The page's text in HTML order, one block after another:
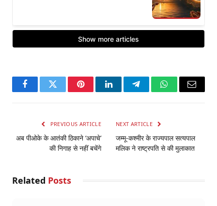
FacebookTwitter PinterestLinkedInTelegramWhatsApp
Email
PREVIOUS ARTICLE
अब पीओके के आतंकी ठिकाने ‘अपाचे’
की निगाह से नहीं बचेंगे
NEXT ARTICLE
जम्मू-कश्मीर के राज्यपाल सत्यपाल
मलिक ने राष्ट्रपति से की मुलाकात
Related Posts